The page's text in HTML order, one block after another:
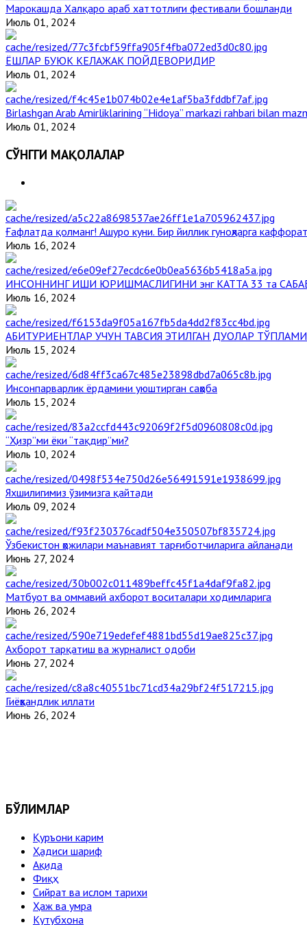
Марокашда Халқаро араб хаттотлиги фестивали бошланди
Июль 01, 2024
ЁШЛАР БУЮК КЕЛАЖАК ПОЙДЕВОРИДИР
Июль 01, 2024
Birlashgan Arab Amirliklarining “Hidoya” markazi rahbari bilan
Июль 01, 2024
СЎНГГИ МАҚОЛАЛАР
Ғафлатда қолманг! Ашуро куни. Бир йиллик гуноҳларга
Июль 16, 2024
ИНСОННИНГ ИШИ ЮРИШМАСЛИГИНИ энг КАТТА 33 та
Июль 16, 2024
АБИТУРИЕНТЛАР УЧУН ТАВСИЯ ЭТИЛГАН ДУОЛАР ТЎПЛАМИ
Июль 15, 2024
Инсонпарварлик ёрдамини уюштирган саҳоба
Июль 15, 2024
“Ҳизр”ми ёки “тақдир”ми?
Июль 10, 2024
Яхшилигимиз ўзимизга қайтади
Июль 09, 2024
Ўзбекистон ҳожилари маънавият тарғиботчиларига айланади
Июнь 27, 2024
Матбуот ва оммавий ахборот воситалари ходимларига
Июнь 26, 2024
Ахборот тарқатиш ва журналист одоби
Июнь 27, 2024
Гиёҳвандлик иллати
Июнь 26, 2024
БЎЛИМЛАР
Қуръони карим
Ҳадиси шариф
Ақида
Фиқҳ
Сийрат ва ислом тарихи
Ҳаж ва умра
Кутубхона